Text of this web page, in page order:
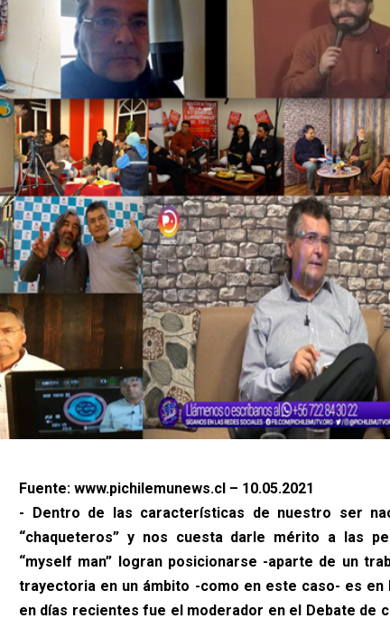
Fuente: www.pichilemunews.cl – 10.05.2021
- Dentro de las características de nuestro ser
“chaqueteros” y nos cuesta darle mérito a las
“myself man” logran posicionarse -aparte de un
trayectoria en un ámbito -como en este caso- es en
en días recientes fue el moderador en el Debate de